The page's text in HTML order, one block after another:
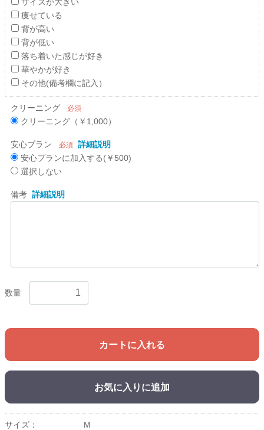
痩せている
背が高い
背が低い
落ち着いた感じが好き
華やかが好き
その他(備考欄に記入）
クリーニング 必須
クリーニング（￥1,000）
安心プラン 必須 詳細説明
安心プランに加入する(￥500)
選択しない
備考 詳細説明
数量
カートに入れる
お気に入りに追加
サイズ： M